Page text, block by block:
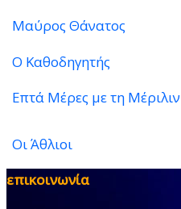
Μαύρος Θάνατος
Ο Καθοδηγητής
Επτά Μέρες με τη Μέριλιν
Οι Άθλιοι
επικοινωνία